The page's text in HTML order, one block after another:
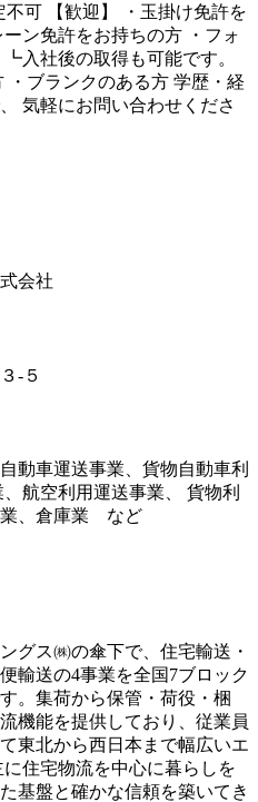
可 【歓迎】 ・玉掛け免許を
ン免許をお持ちの方 ・フォ
入社後の取得も可能です。
・ブランクのある方 学歴・経
気軽にお問い合わせくださ
会社
‐５
動車運送事業、貨物自動車利
航空利用運送事業、 貨物利
業、倉庫業 など
グス㈱の傘下で、住宅輸送・
輸送の4事業を全国7ブロック
。集荷から保管・荷役・梱
機能を提供しており、従業員
東北から西日本まで幅広いエ
住宅物流を中心に暮らしを
基盤と確かな信頼を築いてき